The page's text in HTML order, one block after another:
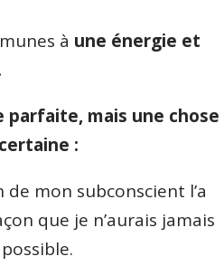
à une énergie et
parfaite, mais une chose
:
mon subconscient l’a
que je n’aurais jamais